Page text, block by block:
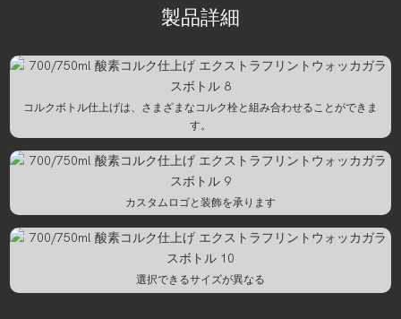
製品詳細
コルクボトル仕上げは、さまざまなコルク栓と組み合わせることができま
す。
カスタムロゴと装飾を承ります
選択できるサイズが異なる